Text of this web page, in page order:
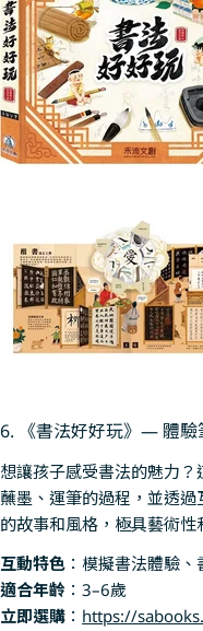
6. 《書法好好玩》— 體驗
想讓孩子感受書法的魅力？
蘸墨、運筆的過程，並透
的故事和風格，極具藝術性
互動特色 ：模擬書法體驗
適合年齡 ：3–6歲
立即選購 ： https://